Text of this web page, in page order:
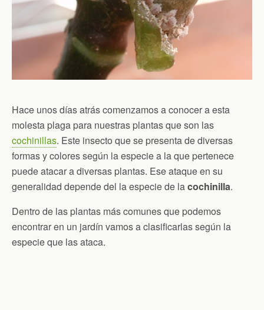
Hace unos días atrás comenzamos a conocer a esta
molesta plaga para nuestras plantas que son las
cochinillas. Este insecto que se presenta de diversas
formas y colores según la especie a la que pertenece
puede atacar a diversas plantas. Ese ataque en su
generalidad depende del la especie de lacochinilla.
Dentro de las plantas más comunes que podemos
encontrar en un jardín vamos a clasificarlas según la
especie que las ataca.